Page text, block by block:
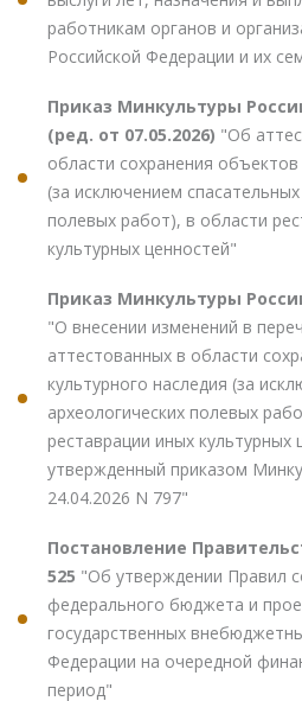
работникам органов и
Российской Федерации и их
Приказ Минкультуры
(ред. от 07.05.2026) "Об
области сохранения объектов
(за исключением
полевых работ), в области
культурных ценностей"
Приказ Минкультуры
"О внесении изменений в
аттестованных в области
культурного наследия (за
археологических полевых
реставрации иных культурных
утвержденный приказом
24.04.2026 N 797"
Постановление
525 "Об утверждении Правил
федерального бюджета и
государственных
Федерации на очередной
период"